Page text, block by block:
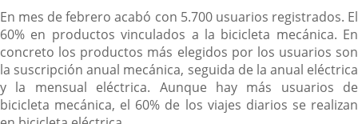
En mes de febrero acabó con 5.700 usuarios registrados. El
60% en productos vinculados a la bicicleta mecánica. En
concreto los productos más elegidos por los usuarios son
la suscripción anual mecánica, seguida de la anual eléctrica
y la mensual eléctrica. Aunque hay más usuarios de
bicicleta mecánica, el 60% de los viajes diarios se realizan